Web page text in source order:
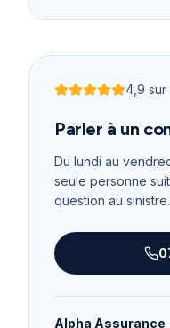
Noté4,9 sur 5
4,9 sur
Parler à un
Du lundi au
seule personne
question au sinistre.
Alpha Assurance